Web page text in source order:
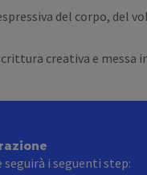
del corpo, del
creativa e messa
seguirà i seguenti step: